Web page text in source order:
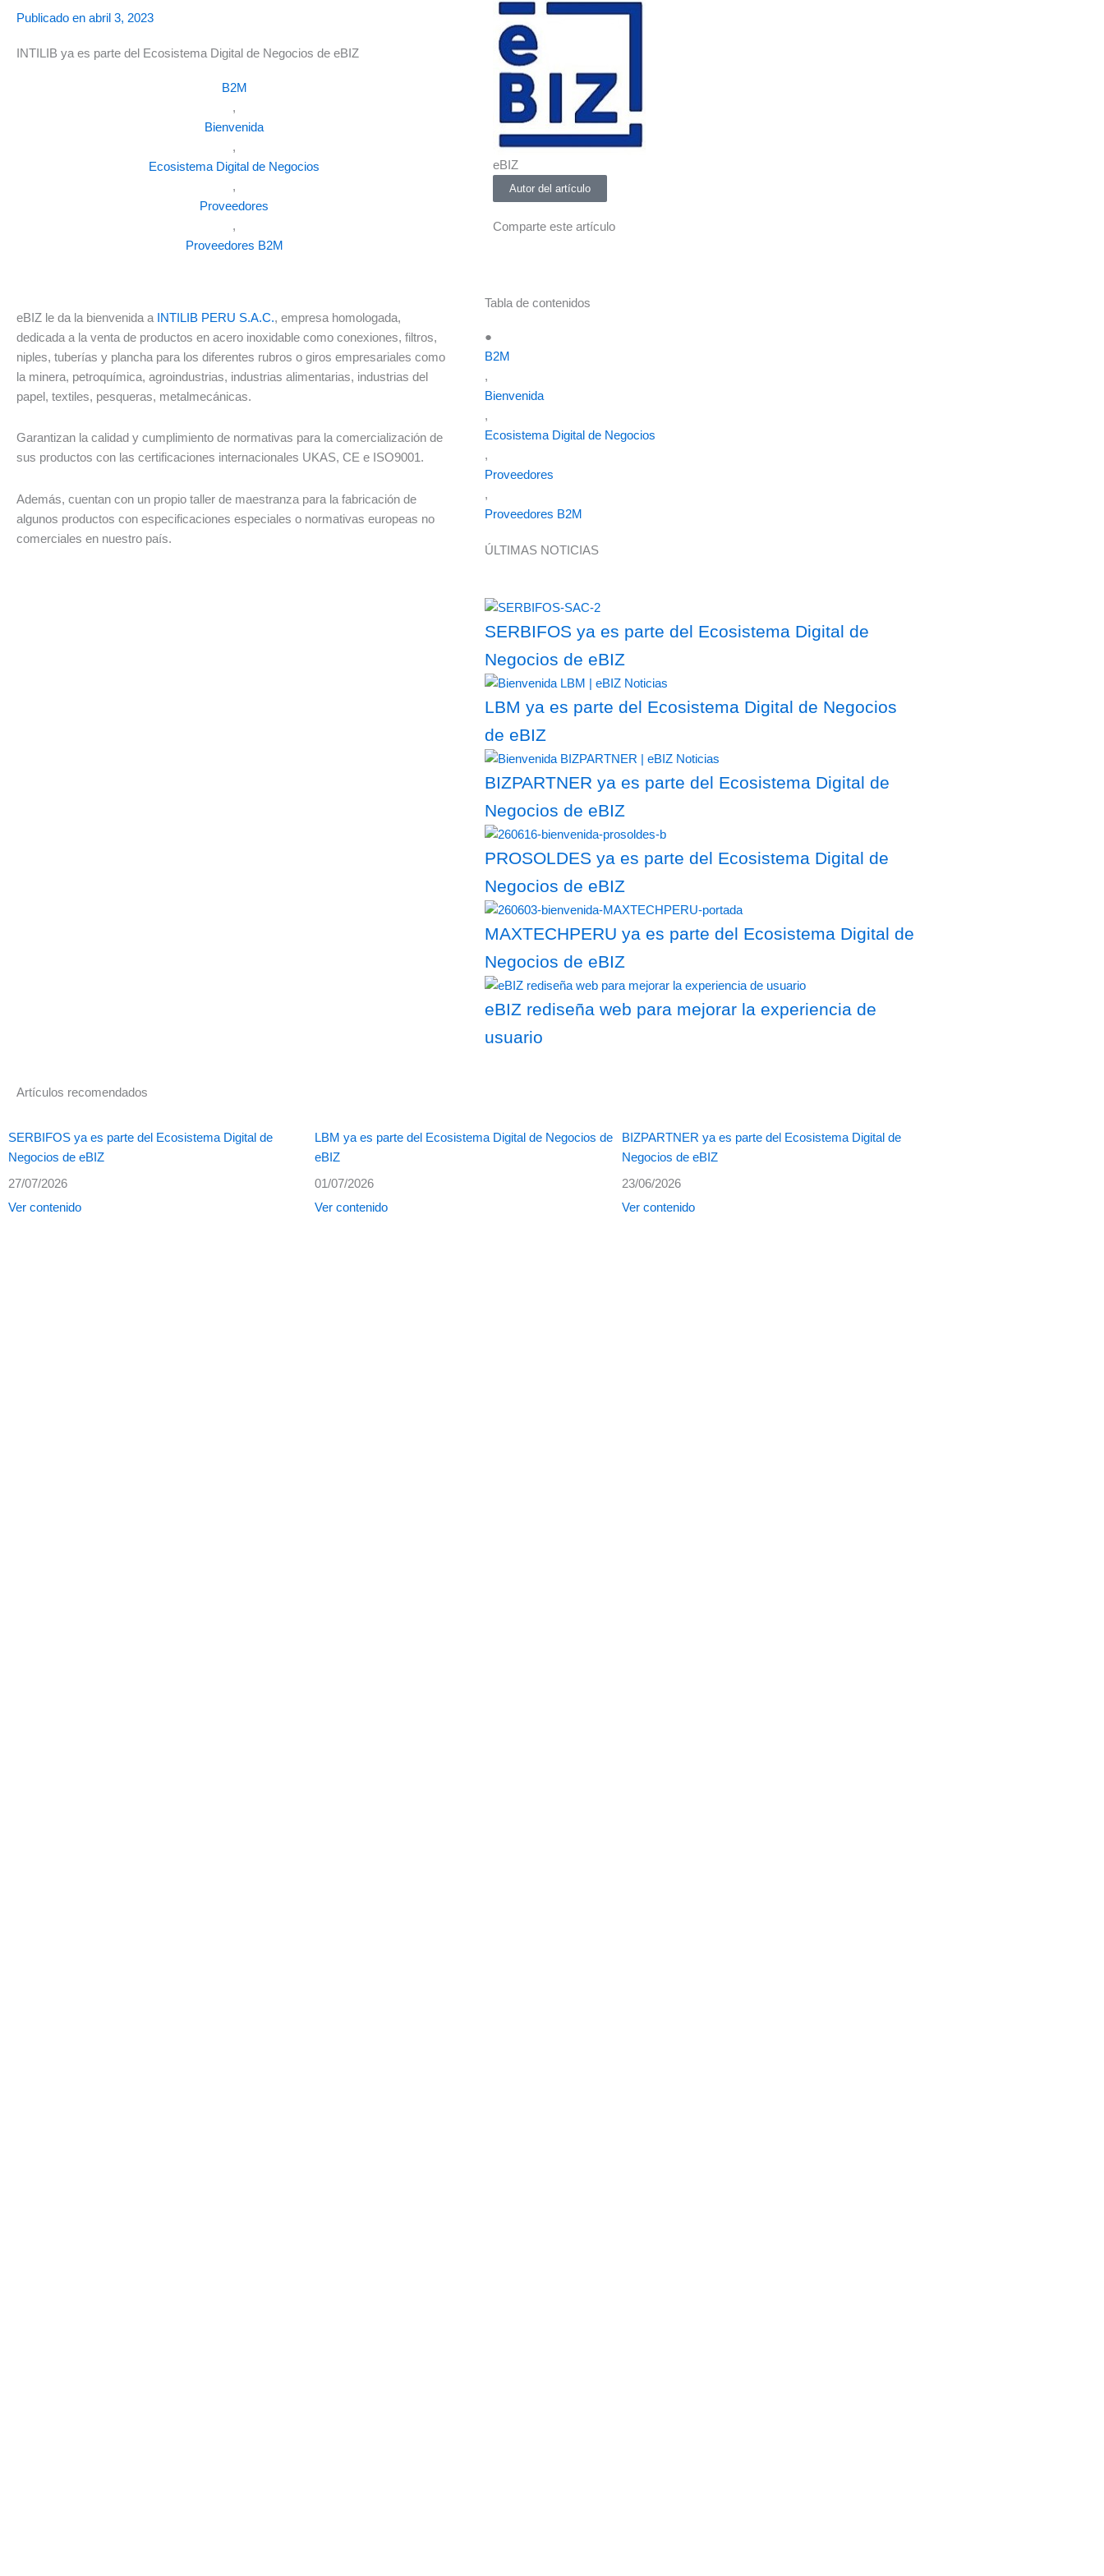
Publicado en abril 3, 2023
INTILIB ya es parte del Ecosistema Digital de Negocios de eBIZ
B2M
,
Bienvenida
,
Ecosistema Digital de Negocios
,
Proveedores
,
Proveedores B2M
eBIZ le da la bienvenida a INTILIB PERU S.A.C., empresa homologada,
dedicada a la venta de productos en acero inoxidable como conexiones, filtros,
niples, tuberías y plancha para los diferentes rubros o giros empresariales como
la minera, petroquímica, agroindustrias, industrias alimentarias, industrias del
papel, textiles, pesqueras, metalmecánicas.
Garantizan la calidad y cumplimiento de normativas para la comercialización de
sus productos con las certificaciones internacionales UKAS, CE e ISO9001.
Además, cuentan con un propio taller de maestranza para la fabricación de
algunos productos con especificaciones especiales o normativas europeas no
comerciales en nuestro país.
eBIZ
Autor del artículo
Comparte este artículo
Tabla de contenidos
●
B2M
,
Bienvenida
,
Ecosistema Digital de Negocios
,
Proveedores
,
Proveedores B2M
ÚLTIMAS NOTICIAS
SERBIFOS ya es parte del Ecosistema Digital de
Negocios de eBIZ
LBM ya es parte del Ecosistema Digital de Negocios
de eBIZ
BIZPARTNER ya es parte del Ecosistema Digital de
Negocios de eBIZ
PROSOLDES ya es parte del Ecosistema Digital de
Negocios de eBIZ
MAXTECHPERU ya es parte del Ecosistema Digital de
Negocios de eBIZ
eBIZ rediseña web para mejorar la experiencia de
usuario
Artículos recomendados
SERBIFOS ya es parte del Ecosistema Digital de
Negocios de eBIZ
27/07/2026
Ver contenido
LBM ya es parte del Ecosistema Digital de Negocios de
eBIZ
01/07/2026
Ver contenido
BIZPARTNER ya es parte del Ecosistema Digital de
Negocios de eBIZ
23/06/2026
Ver contenido